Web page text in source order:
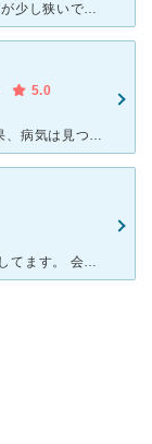
■院内 院内は清潔で、整えられています。待合室が少し狭いですが、コロナ禍でも間を開けて座れるように配慮はされていました。 ■診療/スタッフ 受付や先生の説明は親切、丁寧です。今回は膀胱炎悪化
5.0
頻尿が数日続いたため受診しました 尿検査の結果、病気は見つからず やがて頻尿もおさまりました また、超音波でおなかの中をみてくださり 異常は見つからなかったので安心しました 先生
今年の4月から前立腺肥大と陰部のかぶれで通院してます。 会社から近いことと営業時間が長いためサラリーマンなど働く人には通いやすいです。 陰部のかぶれでは、当初はカンジダなどを疑われましたが結果とし